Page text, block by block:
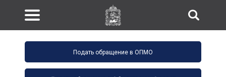
Подать обращение в ОПМО